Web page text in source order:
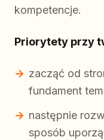
kompetencje.
Priorytety przy
zacząć od
fundament
następnie
sposób